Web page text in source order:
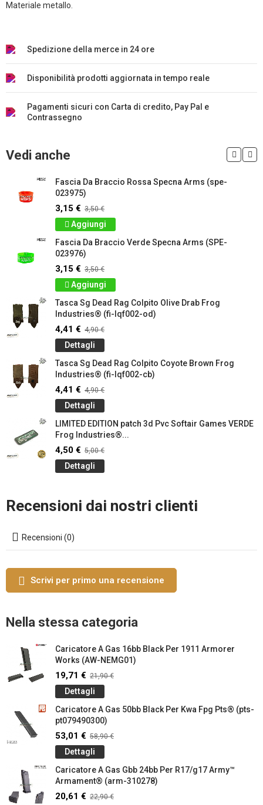
Materiale metallo.
Spedizione della merce in 24 ore
Disponibilità prodotti aggiornata in tempo reale
Pagamenti sicuri con Carta di credito, Pay Pal e
Contrassegno
Vedi anche
Fascia Da Braccio Rossa Specna Arms (spe-
023975)
3,15 € 3,50 €
Aggiungi
Fascia Da Braccio Verde Specna Arms (SPE-
023976)
3,15 € 3,50 €
Aggiungi
Tasca Sg Dead Rag Colpito Olive Drab Frog
Industries® (fi-lqf002-od)
4,41 € 4,90 €
Dettagli
Tasca Sg Dead Rag Colpito Coyote Brown Frog
Industries® (fi-lqf002-cb)
4,41 € 4,90 €
Dettagli
LIMITED EDITION patch 3d Pvc Softair Games VERDE
Frog Industries®...
4,50 € 5,00 €
Dettagli
Recensioni dai nostri clienti
Recensioni (0)
Scrivi per primo una recensione
Nella stessa categoria
Caricatore A Gas 16bb Black Per 1911 Armorer
Works (AW-NEMG01)
19,71 € 21,90 €
Dettagli
Caricatore A Gas 50bb Black Per Kwa Fpg Pts® (pts-
pt079490300)
53,01 € 58,90 €
Dettagli
Caricatore A Gas Gbb 24bb Per R17/g17 Army™
Armament® (arm-310278)
20,61 € 22,90 €